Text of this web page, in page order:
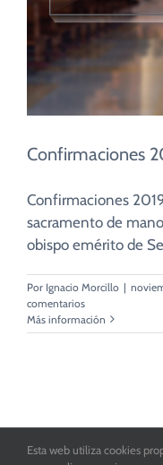
Confirmaciones
Confirmaciones
sacramento de
obispo emérito de
Por Ignacio Morcillo |
comentarios
Más información
Parroquia San Juan
Esta web utiliza cookies